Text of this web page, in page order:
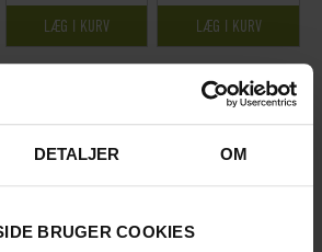
DETALJER OM
BRUGER COOKIES
LÆG I KURV LÆG I KURV